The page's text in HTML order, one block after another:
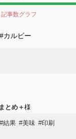
記事数グラフ
#カルビー
とめ＋様
#結果 #美味 #印刷